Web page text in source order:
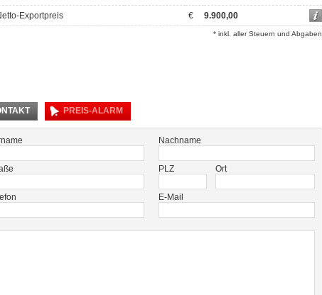
Exportpreis € 9.900,00
* inkl. aller Steuern und Abgaben
PREIS-ALARM
Nachname
PLZ Ort
E-Mail